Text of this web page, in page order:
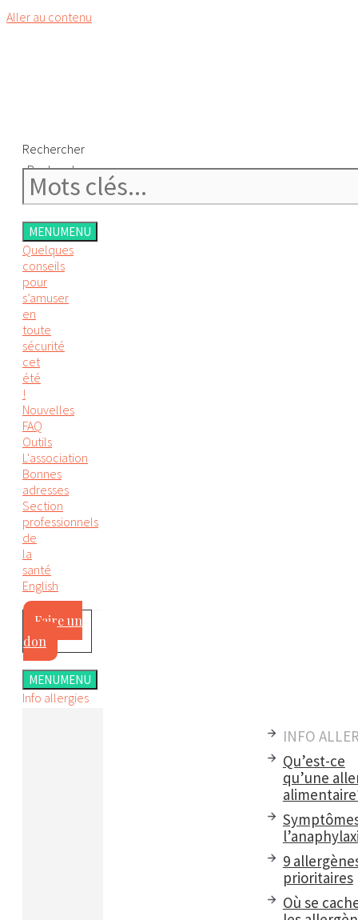
Aller au contenu
Rechercher
Rechercher
MENUMENU
Quelques
conseils
pour
s’amuser
en
toute
sécurité
cet
été
!
Nouvelles
FAQ
Outils
L'association
Bonnes
adresses
Section
professionnels
de
la
santé
English
Faire un
don
MENUMENU
Info allergies
INFO
Qu’est-ce
qu’une
9
prioritaires
Où se